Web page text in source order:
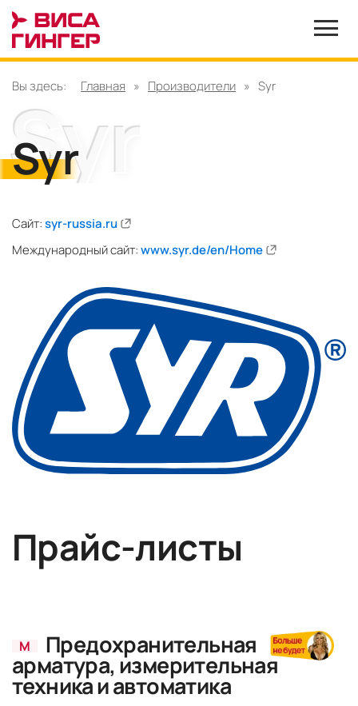
Вы здесь: Главная » Производители » Syr
Syr
Сайт:syr-russia.ru
Международный сайт:www.syr.de/en/Home
Прайс-листы
М Предохранительная
арматура, измерительная
техника и автоматика